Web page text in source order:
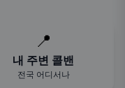
📍
내 주변 콜밴
전국 어디서나